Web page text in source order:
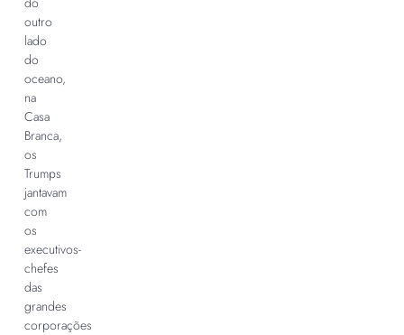
outro
lado
do
oceano,
na
Casa
Branca,
os
Trumps
jantavam
com
os
executivos-
chefes
das
grandes
corporações